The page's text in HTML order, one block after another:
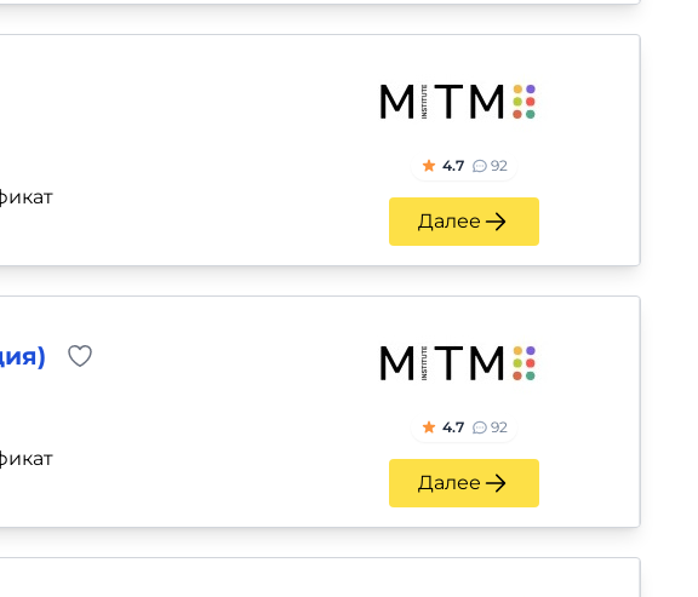
4.7 92
Далее
4.7 92
Далее